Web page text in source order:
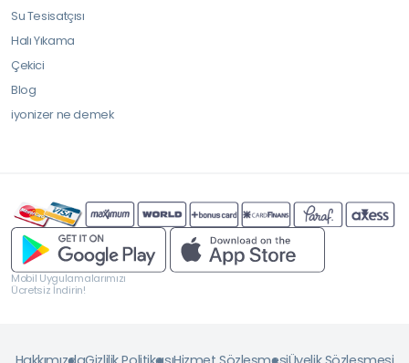
Su Tesisatçısı
Halı Yıkama
Çekici
Blog
iyonizer ne demek
Mobil Uygulamalarımızı
Ücretsiz İndirin!